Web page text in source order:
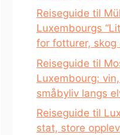
Reiseguide til
Luxembourgs
for fotturer, skog
Reiseguide til
Luxembourg:
småbyliv langs
Reiseguide til
stat, store